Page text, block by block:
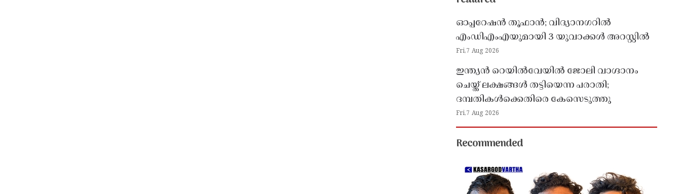
ഓപ്പറേഷൻ തൂഫാൻ; വിദ്യാനഗറിൽ
എംഡിഎംഎയുമായി 3 യുവാക്കൾ അറസ്റ്റിൽ
Fri,7 Aug 2026
ഇന്ത്യൻ റെയിൽവേയിൽ ജോലി വാഗ്ദാനം
ചെയ്ത് ലക്ഷങ്ങൾ തട്ടിയെന്ന പരാതി;
ദമ്പതികൾക്കെതിരെ കേസെടുത്തു
Fri,7 Aug 2026
Recommended